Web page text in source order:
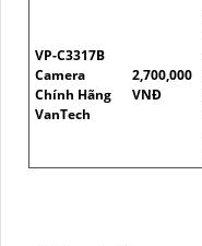
VP-C3317B
Camera
Chính Hãng
VanTech
2,700,000
VNĐ